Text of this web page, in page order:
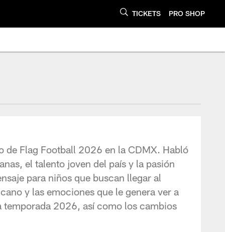
TICKETS PRO SHOP
de Flag Football 2026 en la CDMX. Habló
el talento joven del país y la pasión
para niños que buscan llegar al
y las emociones que le genera ver a
temporada 2026, así como los cambios